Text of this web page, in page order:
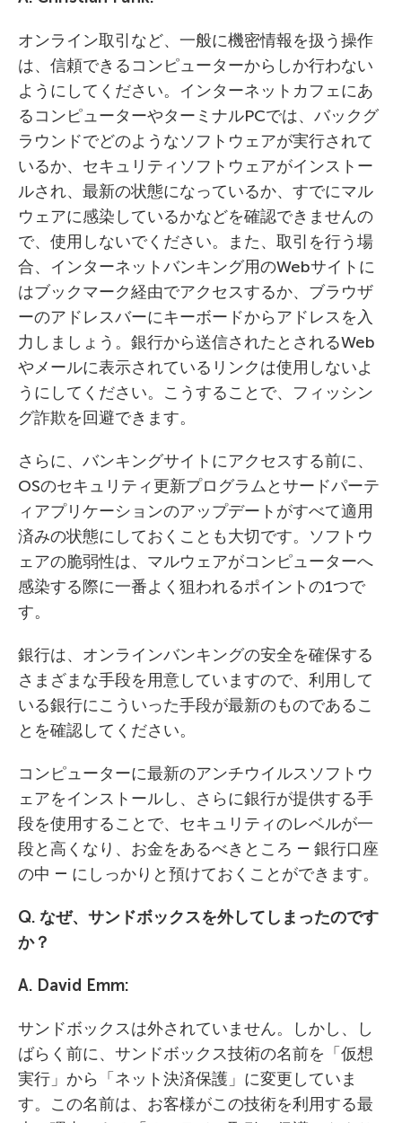
オンライン取引など、一般に機密情報を扱う操作
は、信頼できるコンピューターからしか行わない
ようにしてください。インターネットカフェにあ
るコンピューターやターミナルPCでは、バックグ
ラウンドでどのようなソフトウェアが実行されて
いるか、セキュリティソフトウェアがインストー
ルされ、最新の状態になっているか、すでにマル
ウェアに感染しているかなどを確認できませんの
で、使用しないでください。また、取引を行う場
合、インターネットバンキング用のWebサイトに
はブックマーク経由でアクセスするか、ブラウザ
ーのアドレスバーにキーボードからアドレスを入
力しましょう。銀行から送信されたとされるWeb
やメールに表示されているリンクは使用しないよ
うにしてください。こうすることで、フィッシン
グ詐欺を回避できます。
さらに、バンキングサイトにアクセスする前に、
OSのセキュリティ更新プログラムとサードパーテ
ィアプリケーションのアップデートがすべて適用
済みの状態にしておくことも大切です。ソフトウ
ェアの脆弱性は、マルウェアがコンピューターへ
感染する際に一番よく狙われるポイントの1つで
す。
銀行は、オンラインバンキングの安全を確保する
さまざまな手段を用意していますので、利用して
いる銀行にこういった手段が最新のものであるこ
とを確認してください。
コンピューターに最新のアンチウイルスソフトウ
ェアをインストールし、さらに銀行が提供する手
段を使用することで、セキュリティのレベルが一
段と高くなり、お金をあるべきところ ― 銀行口座
の中 ― にしっかりと預けておくことができます。
Q. なぜ、サンドボックスを外してしまったのです
か？
A. David Emm:
サンドボックスは外されていません。しかし、し
ばらく前に、サンドボックス技術の名前を「仮想
実行」から「ネット決済保護」に変更していま
す。この名前は、お客様がこの技術を利用する最